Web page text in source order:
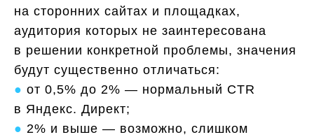
на сторонних сайтах и площадках,
аудитория которых не заинтересована
в решении конкретной проблемы, значения
будут существенно отличаться:
● от 0,5% до 2% — нормальный CTR
в Яндекс. Директ;
● 2% и выше — возможно, слишком